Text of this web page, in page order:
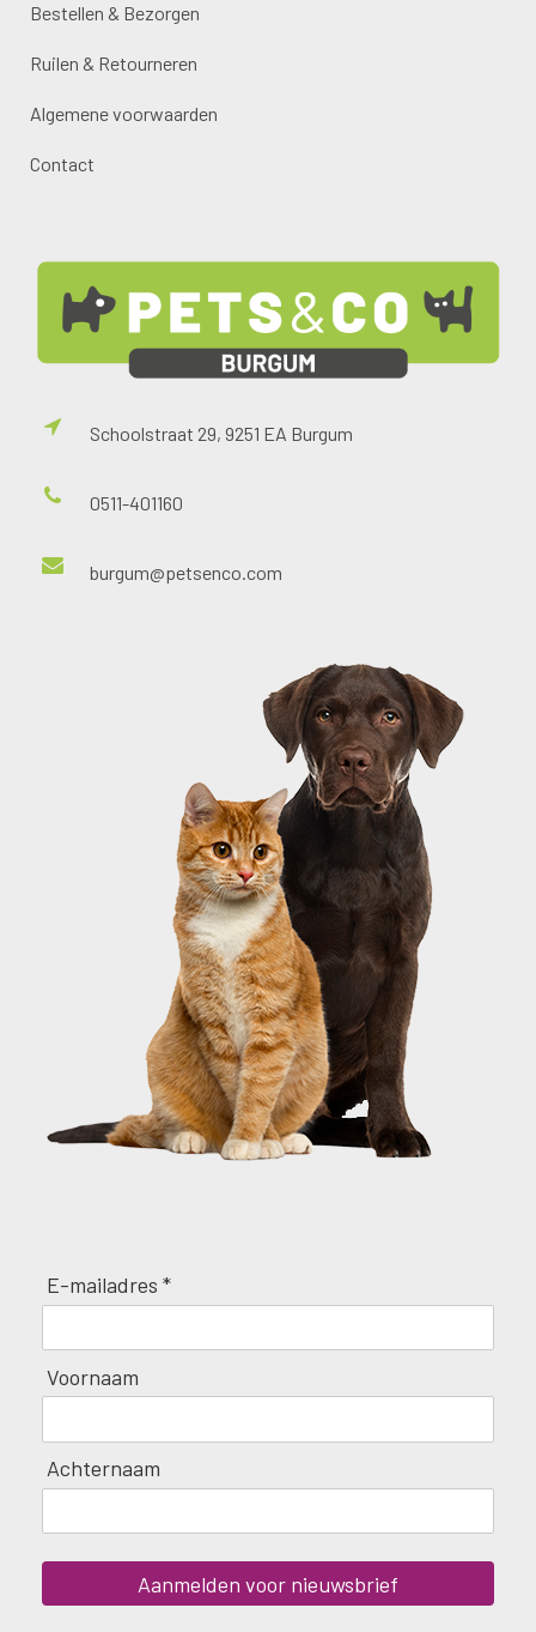
Bestellen & Bezorgen
Ruilen & Retourneren
Algemene voorwaarden
Contact
Schoolstraat 29, 9251 EA Burgum
0511-401160
burgum@petsenco.com
E-mailadres *
Voornaam
Achternaam
Aanmelden voor nieuwsbrief